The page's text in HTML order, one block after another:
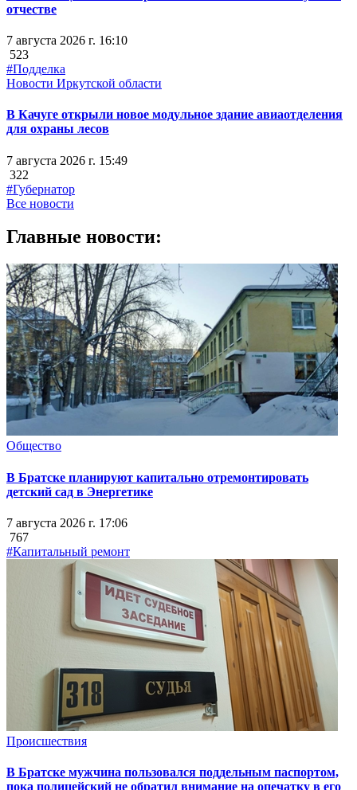
отчестве
7 августа 2026 г. 16:10
523
#Подделка
Новости Иркутской области
В Качуге открыли новое модульное здание авиаотделения
для охраны лесов
7 августа 2026 г. 15:49
322
#Губернатор
Все новости
Главные новости:
Общество
В Братске планируют капитально отремонтировать
детский сад в Энергетике
7 августа 2026 г. 17:06
767
#Капитальный ремонт
Происшествия
В Братске мужчина пользовался поддельным паспортом,
пока полицейский не обратил внимание на опечатку в его